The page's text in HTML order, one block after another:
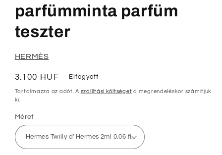
parfümminta parfüm
teszter
HERMÈS
Normál
ár
3.100 HUF Elfogyott
Tartalmazza az adót. A szállítási költséget a megrendeléskor számítjuk
ki.
Méret